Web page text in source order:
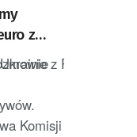
z PAP, że
z
Komisji